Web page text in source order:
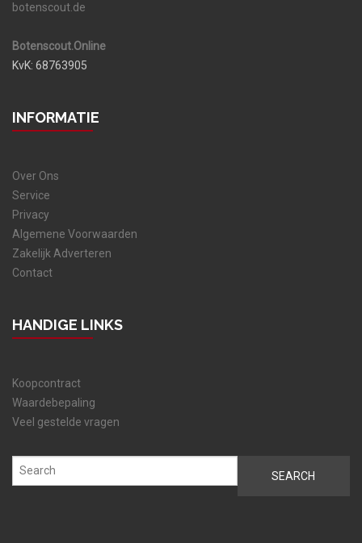
botenscout.de
Botenscout.Online
KvK: 68763905
INFORMATIE
Over Ons
Service
Privacy
Algemene Voorwaarden
Zakelijk Adverteren
Contact
HANDIGE LINKS
Koopcontract
Waardebepaling
Veel gestelde vragen